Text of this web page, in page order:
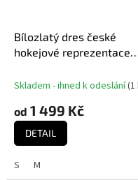
Bílozlatý dres české
hokejové reprezentace
2024 CCM Fandres
Skladem - ihned k odeslání(1
od 1 499 Kč
DETAIL
S M